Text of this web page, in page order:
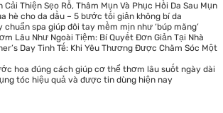
Cải Thiện Sẹo Rỗ, Thâm Mụn Và Phục Hồi Da Sau Mụn
hè cho da dầu – 5 bước tối giản không bí da
spa giúp đôi tay mềm mịn như ‘búp măng’
Lâu Như Ngoài Tiệm: Bí Quyết Đơn Giản Tại Nhà
Day Tinh Tế: Khi Yêu Thương Được Chăm Sóc Một
hoa đúng cách giúp cơ thể thơm lâu suốt ngày dài
tóc hiệu quả và được tin dùng hiện nay